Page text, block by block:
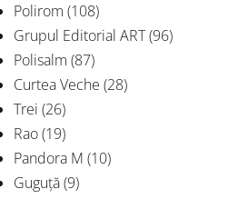
Polirom (108)
Grupul Editorial ART(96)
Polisalm (87)
Curtea Veche (28)
Trei (26)
Rao(19)
Pandora M (10)
Guguță(9)